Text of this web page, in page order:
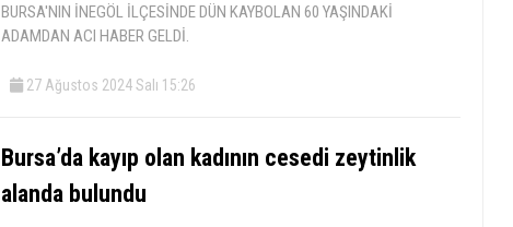
BURSA'NIN İNEGÖL İLÇESİNDE DÜN KAYBOLAN 60 YAŞINDAKİ
ADAMDAN ACI HABER GELDİ.
27 Ağustos 2024 Salı 15:26
Bursa’da kayıp olan kadının cesedi zeytinlik
alanda bulundu